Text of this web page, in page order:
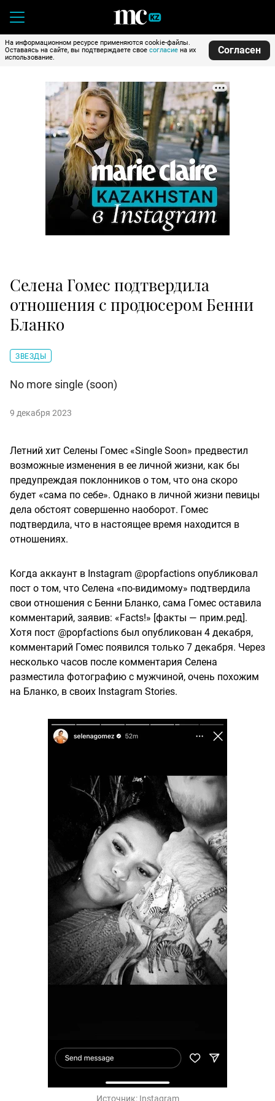
На информационном ресурсе применяются cookie-файлы.
Оставаясь на сайте, вы подтверждаете свое согласие на их
использование.
Согласен
Селена Гомес подтвердила
отношения с продюсером Бенни
Бланко
ЗВЕЗДЫ
No more single (soon)
9 декабря 2023
Летний хит Селены Гомес «Single Soon» предвестил
возможные изменения в ее личной жизни, как бы
предупреждая поклонников о том, что она скоро
будет «сама по себе». Однако в личной жизни певицы
дела обстоят совершенно наоборот. Гомес
подтвердила, что в настоящее время находится в
отношениях.
Когда аккаунт в Instagram @popfactions опубликовал
пост о том, что Селена «по-видимому» подтвердила
свои отношения с Бенни Бланко, сама Гомес оставила
комментарий, заявив: «Facts!» [факты — прим.ред].
Хотя пост @popfactions был опубликован 4 декабря,
комментарий Гомес появился только 7 декабря. Через
несколько часов после комментария Селена
разместила фотографию с мужчиной, очень похожим
на Бланко, в своих Instagram Stories.
Источник: Instagram